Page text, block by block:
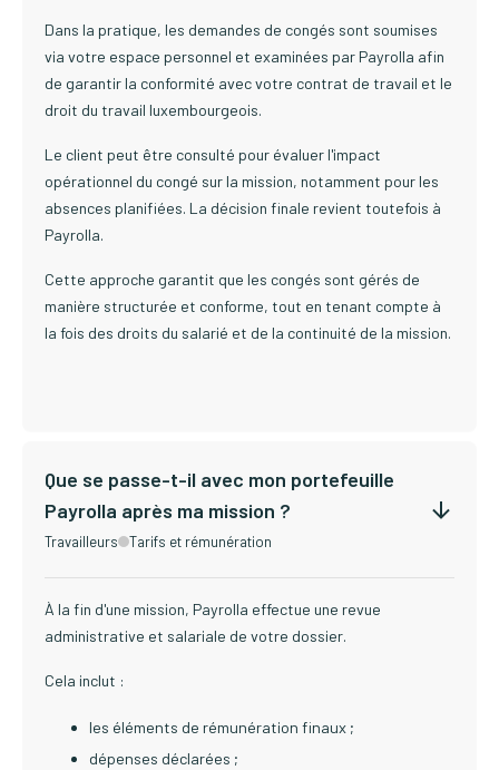
Dans la pratique, les demandes de congés sont soumises
via votre espace personnel et examinées par Payrolla afin
de garantir la conformité avec votre contrat de travail et le
droit du travail luxembourgeois.
Le client peut être consulté pour évaluer l'impact
opérationnel du congé sur la mission, notamment pour les
absences planifiées. La décision finale revient toutefois à
Payrolla.
Cette approche garantit que les congés sont gérés de
manière structurée et conforme, tout en tenant compte à
la fois des droits du salarié et de la continuité de la mission.
Que se passe-t-il avec mon portefeuille
Payrolla après ma mission ?
Travailleurs Tarifs et rémunération
À la fin d'une mission, Payrolla effectue une revue
administrative et salariale de votre dossier.
Cela inclut :
les éléments de rémunération finaux ;
dépenses déclarées ;